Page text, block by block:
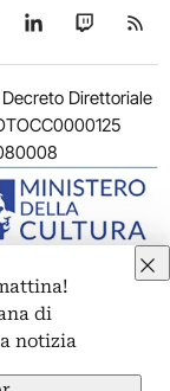
Telegram
su TikTok
Seguici su
Seguici
Direttoriale
II, 287 –
personali
– 00186 Roma
di
notizia